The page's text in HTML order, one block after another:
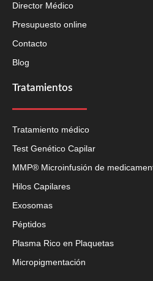
Director Médico
Presupuesto online
Contacto
Blog
Tratamientos
Tratamiento médico
Test Genético Capilar
MMP® Microinfusión de
Hilos Capilares
Exosomas
Péptidos
Plasma Rico en Plaquetas
Micropigmentación